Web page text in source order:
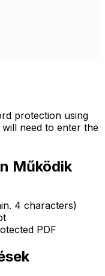
protection using
need to enter the
Működik
4 characters)
PDF